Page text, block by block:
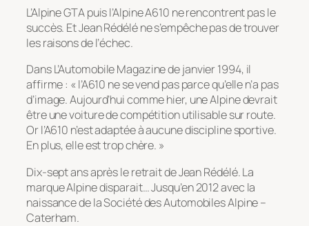
L’Alpine GTA puis l’Alpine A610 ne rencontrent pas le
succès. Et Jean Rédélé ne s’empêche pas de trouver
les raisons de l’échec.
Dans L’Automobile Magazine de janvier 1994, il
affirme : « l’A610 ne se vend pas parce qu’elle n’a pas
d’image. Aujourd’hui comme hier, une Alpine devrait
être une voiture de compétition utilisable sur route.
Or l’A610 n’est adaptée à aucune discipline sportive.
En plus, elle est trop chère. »
Dix-sept ans après le retrait de Jean Rédélé. La
marque Alpine disparait… Jusqu’en 2012 avec la
naissance de la Société des Automobiles Alpine –
Caterham.